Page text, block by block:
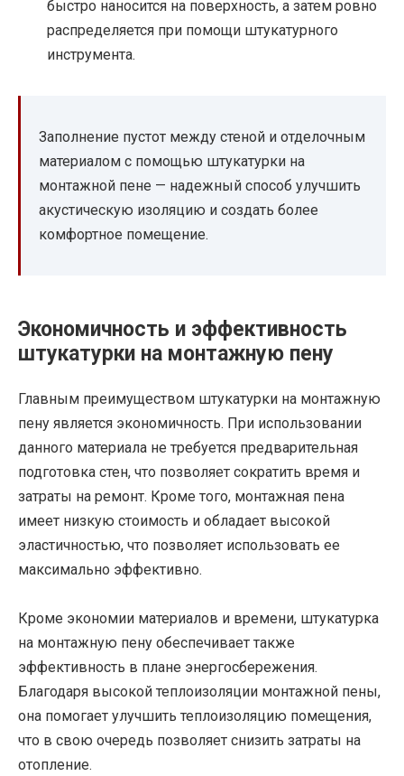
быстро наносится на поверхность, а затем ровно
распределяется при помощи штукатурного
инструмента.
Заполнение пустот между стеной и отделочным
материалом с помощью штукатурки на
монтажной пене — надежный способ улучшить
акустическую изоляцию и создать более
комфортное помещение.
Экономичность и эффективность
штукатурки на монтажную пену
Главным преимуществом штукатурки на монтажную
пену является экономичность. При использовании
данного материала не требуется предварительная
подготовка стен, что позволяет сократить время и
затраты на ремонт. Кроме того, монтажная пена
имеет низкую стоимость и обладает высокой
эластичностью, что позволяет использовать ее
максимально эффективно.
Кроме экономии материалов и времени, штукатурка
на монтажную пену обеспечивает также
эффективность в плане энергосбережения.
Благодаря высокой теплоизоляции монтажной пены,
она помогает улучшить теплоизоляцию помещения,
что в свою очередь позволяет снизить затраты на
отопление.